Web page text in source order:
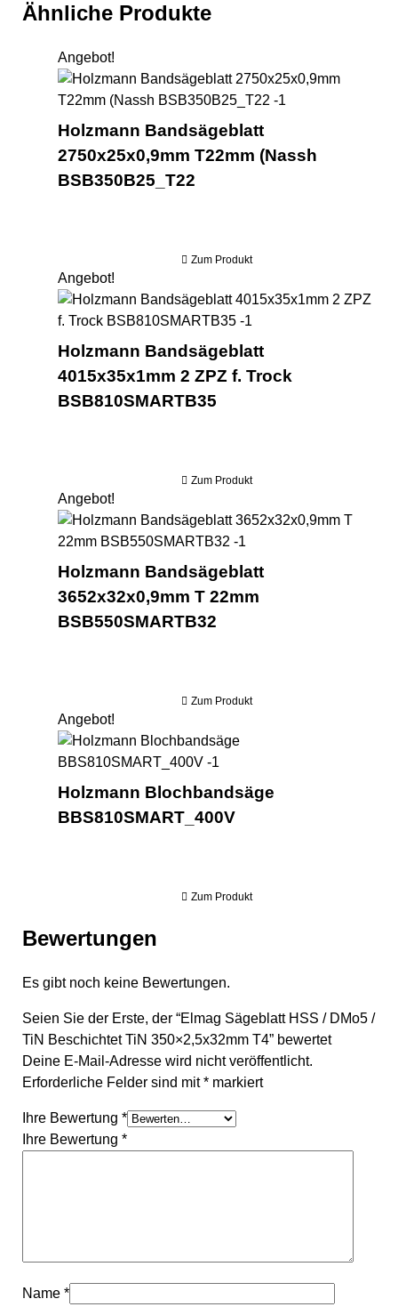
Ähnliche Produkte
Angebot!
Holzmann Bandsägeblatt
2750x25x0,9mm T22mm (Nassh
BSB350B25_T22
Zum Produkt
Angebot!
Holzmann Bandsägeblatt
4015x35x1mm 2 ZPZ f. Trock
BSB810SMARTB35
Zum Produkt
Angebot!
Holzmann Bandsägeblatt
3652x32x0,9mm T 22mm
BSB550SMARTB32
Zum Produkt
Angebot!
Holzmann Blochbandsäge
BBS810SMART_400V
Zum Produkt
Bewertungen
Es gibt noch keine Bewertungen.
Seien Sie der Erste, der “Elmag Sägeblatt HSS / DMo5 /
TiN Beschichtet TiN 350×2,5x32mm T4” bewertet
Deine E-Mail-Adresse wird nicht veröffentlicht.
Erforderliche Felder sind mit* markiert
Ihre Bewertung *
Ihre Bewertung *
Name *